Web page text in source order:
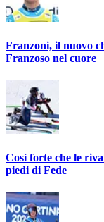
Franzoni, il nuovo
Franzoso nel cuore
Così forte che le
piedi di Fede